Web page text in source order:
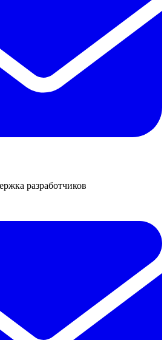
разработчиков